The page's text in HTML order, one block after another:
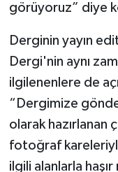
görüyoruz” diye
Derginin yayın
Dergi'nin aynı
ilgilenenlere de
“Dergimize
olarak hazırlanan
fotoğraf
ilgili alanlarla haşır